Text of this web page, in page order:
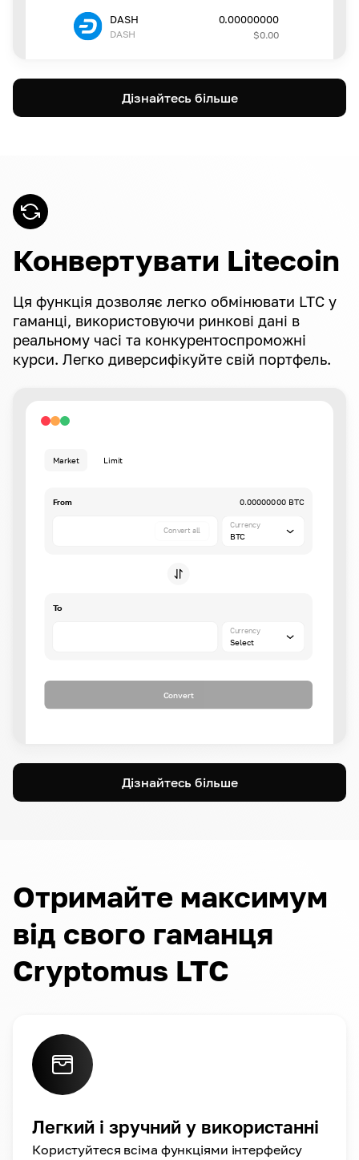
DASH
DASH
0.00000000
$0.00
Дізнайтесь більше
Конвертувати Litecoin
Ця функція дозволяє легко обмінювати LTC у
гаманці, використовуючи ринкові дані в
реальному часі та конкурентоспроможні
курси. Легко диверсифікуйте свій портфель.
Market Limit
From 0.00000000 BTC
Convert all
Currency
BTC
To
Currency
Select
Convert
Дізнайтесь більше
Отримайте максимум
від свого гаманця
Cryptomus LTC
Легкий і зручний у використанні
Користуйтеся всіма функціями інтерфейсу